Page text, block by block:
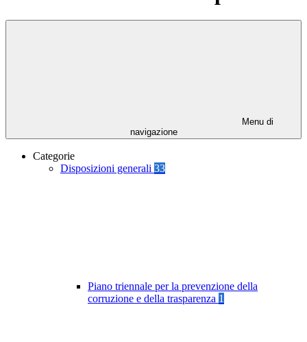
Menu di
navigazione
Categorie
Disposizioni generali 33
Piano triennale per la prevenzione della
corruzione e della trasparenza 1